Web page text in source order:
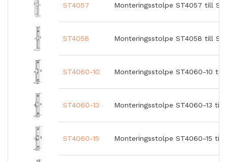
ST4057 Monteringsstolpe ST4057 till
ST4058 Monteringsstolpe ST4058 till
ST4060-10 Monteringsstolpe ST4060-10 till
ST4060-13 Monteringsstolpe ST4060-13 till
ST4060-15 Monteringsstolpe ST4060-15 till